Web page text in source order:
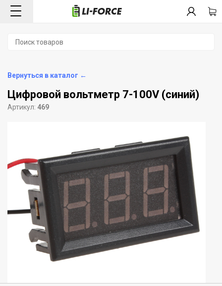
Вернуться в каталог ←
Цифровой вольтметр 7-100V (синий)
Артикул: 469